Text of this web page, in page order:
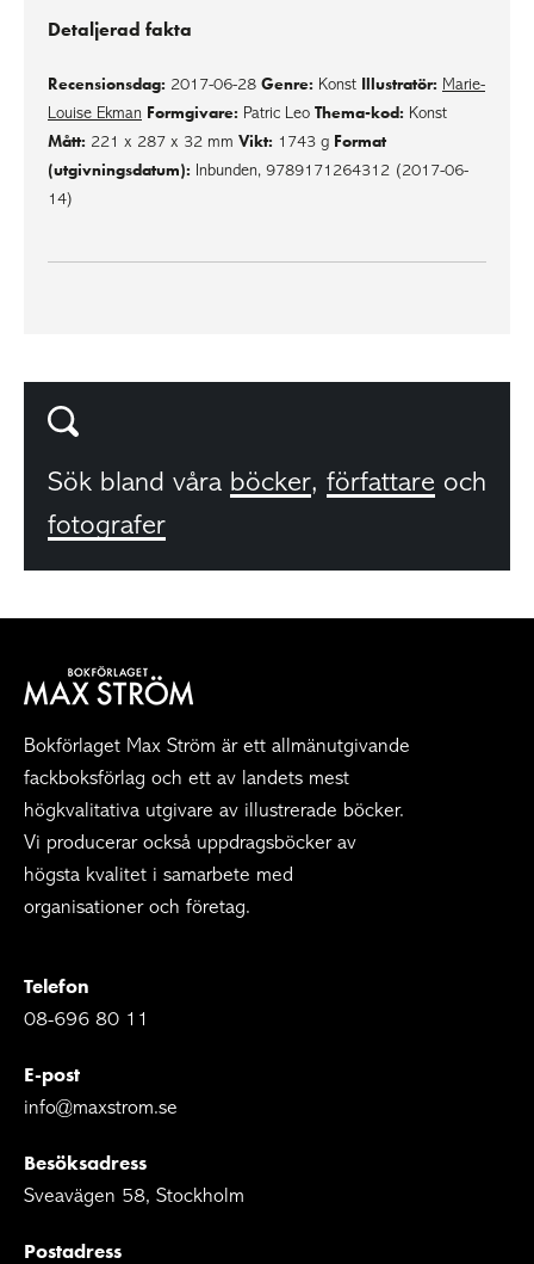
Detaljerad fakta
Recensionsdag: 2017-06-28 Genre: Konst Illustratör: Marie-
Louise Ekman Formgivare: Patric Leo Thema-kod: Konst
Mått: 221 x 287 x 32 mm Vikt: 1743 g Format
(utgivningsdatum): Inbunden, 9789171264312 (2017-06-
14)
Sök bland våra böcker, författare och
fotografer
Bokförlaget Max Ström är ett allmänutgivande
fackboksförlag och ett av landets mest
högkvalitativa utgivare av illustrerade böcker.
Vi producerar också uppdragsböcker av
högsta kvalitet i samarbete med
organisationer och företag.
Telefon
08-696 80 11
E-post
info@maxstrom.se
Besöksadress
Sveavägen 58, Stockholm
Postadress